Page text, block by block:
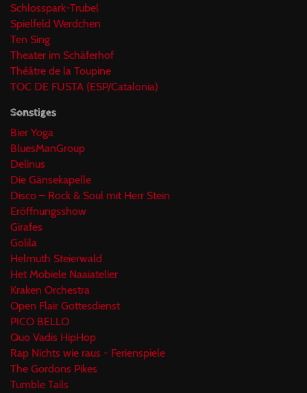
Schlosspark-Trubel
Spielfeld Werdchen
Ten Sing
Theater im Schäferhof
Théâtre de la Toupine
TOC DE FUSTA (ESP/Catalonia)
Sonstiges
Bier Yoga
BluesManGroup
Delinus
Die Gänsekapelle
Disco – Rock & Soul mit Herr Stein
Eröffnungsshow
Girafes
Golila
Helmuth Steierwald
Het Mobiele Naaiatelier
Kraken Orchestra
Open Flair Gottesdienst
PICO BELLO
Quo Vadis HipHop
Rap Nichts wie raus - Ferienspiele
The Gordons Pikes
Tumble Tails